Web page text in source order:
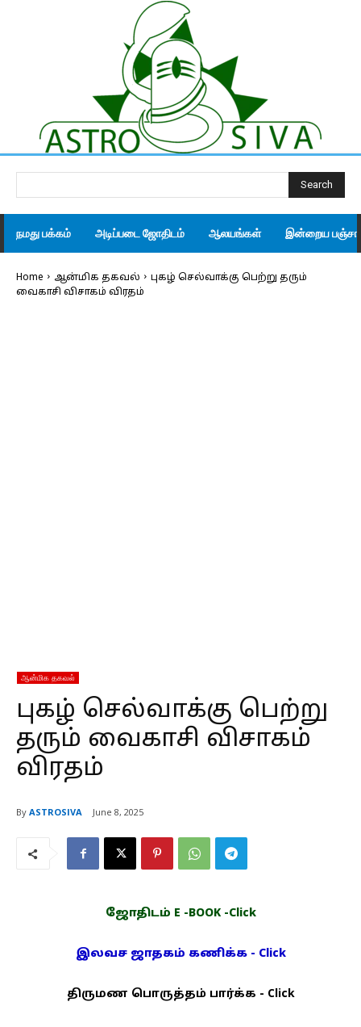
Search
நமது பக்கம் அடிப்படை ஜோதிடம் ஆலயங்கள் இன்றைய
Home ஆன்மிக தகவல்
புகழ் செல்வாக்கு பெற்று தரும்
வைகாசி விசாகம் விரதம்
ஆன்மிக தகவல்
புகழ் செல்வாக்கு பெற்று
தரும் வைகாசி விசாகம்
விரதம்
By ASTROSIVA June 8, 2025
ஜோதிடம் E -BOOK -Click
இலவச ஜாதகம் கணிக்க - Click
திருமண பொருத்தம் பார்க்க - Click